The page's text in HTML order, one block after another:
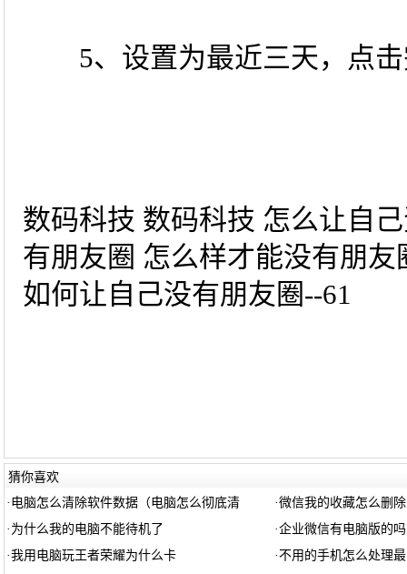
5、设置为最近三天，点击
数码科技 数码科技 怎么让自
有朋友圈 怎么样才能没有朋
如何让自己没有朋友圈--61
猜你喜欢
· 电脑怎么清除软件数据（电脑怎么彻底清 ·微信我的收藏怎么删
· 为什么我的电脑不能待机了 ·企业微信有电脑版的吗
·我用电脑玩王者荣耀为什么卡 ·不用的手机怎么处理